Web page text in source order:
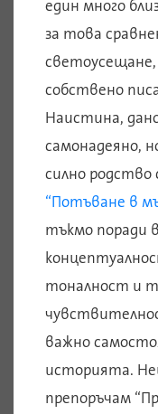
един много
за това
собствено
Наистина,
самонадеяно,
силно родство
“Потъване в
тъкмо поради
тоналност и
важно
историята.
препоръчам